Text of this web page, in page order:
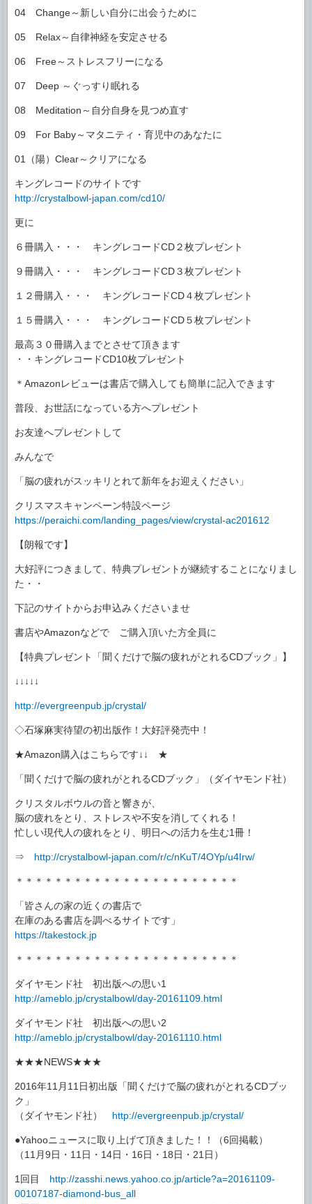
04 Change～新しい自分に出会うために
05 Relax～自律神経を安定させる
06 Free～ストレスフリーになる
07 Deep ～ぐっすり眠れる
08 Meditation～自分自身を見つめ直す
09 For Baby～マタニティ・育児中のあなたに
01（陽）Clear～クリアになる
キングレコードのサイトです
http://crystalbowl-japan.com/cd10/
更に
６冊購入・・・ キングレコードCD２枚プレゼント
９冊購入・・・ キングレコードCD３枚プレゼント
１２冊購入・・・ キングレコードCD４枚プレゼント
１５冊購入・・・ キングレコードCD５枚プレゼント
最高３０冊購入までとさせて頂きます
・・キングレコードCD10枚プレゼント
＊Amazonレビューは書店で購入しても簡単に記入できます
普段、お世話になっている方へプレゼント
お友達へプレゼントして
みんなで
「脳の疲れがスッキリとれて新年をお迎えください」
クリスマスキャンペーン特設ページ
https://peraichi.com/landing_pages/view/crystal-ac201612
【朗報です】
大好評につきまして、特典プレゼントが継続することになりまし
た・・
下記のサイトからお申込みくださいませ
書店やAmazonなどで ご購入頂いた方全員に
【特典プレゼント「聞くだけで脳の疲れがとれるCDブック」】
↓↓↓↓↓
http://evergreenpub.jp/crystal/
◇石塚麻実待望の初出版作！大好評発売中！
★Amazon購入はこちらです↓↓ ★
「聞くだけで脳の疲れがとれるCDブック」（ダイヤモンド社）
クリスタルボウルの音と響きが、
脳の疲れをとり、ストレスや不安を消してくれる！
忙しい現代人の疲れをとり、明日への活力を生む1冊！
⇒ http://crystalbowl-japan.com/r/c/nKuT/4OYp/u4Irw/
＊＊＊＊＊＊＊＊＊＊＊＊＊＊＊＊＊＊＊＊＊＊＊
「皆さんの家の近くの書店で
在庫のある書店を調べるサイトです」
https://takestock.jp
＊＊＊＊＊＊＊＊＊＊＊＊＊＊＊＊＊＊＊＊＊＊＊
ダイヤモンド社 初出版への思い1
http://ameblo.jp/crystalbowl/day-20161109.html
ダイヤモンド社 初出版への思い2
http://ameblo.jp/crystalbowl/day-20161110.html
★★★NEWS★★★
2016年11月11日初出版「聞くだけで脳の疲れがとれるCDブッ
ク」
（ダイヤモンド社） http://evergreenpub.jp/crystal/
●Yahooニュースに取り上げて頂きました！！（6回掲載）
（11月9日・11日・14日・16日・18日・21日）
1回目 http://zasshi.news.yahoo.co.jp/article?a=20161109-
00107187-diamond-bus_all